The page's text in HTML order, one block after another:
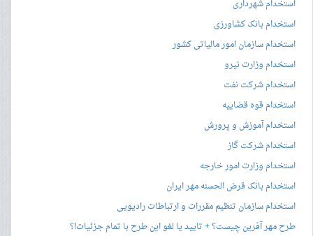
استخدام شهرداری
استخدام بانک کشاورزی
استخدام سازمان امور مالیاتی کشور
استخدام وزارت نیرو
استخدام شرکت نفت
استخدام قوه قضاییه
استخدام آموزش و پرورش
استخدام شرکت گاز
استخدام وزارت امور خارجه
استخدام بانک قرض الحسنه مهر ایران
استخدام سازمان تنظیم مقررات و ارتباطات رادیویی
طرح مهر آفرین چیست؟ + تایید یا لغو این طرح با تمام جزئیات!؟